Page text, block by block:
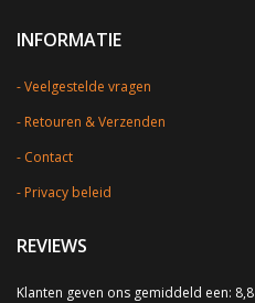
INFORMATIE
Veelgestelde vragen
Retouren & Verzenden
Contact
Privacy beleid
REVIEWS
Klanten geven ons gemiddeld een: 8,8